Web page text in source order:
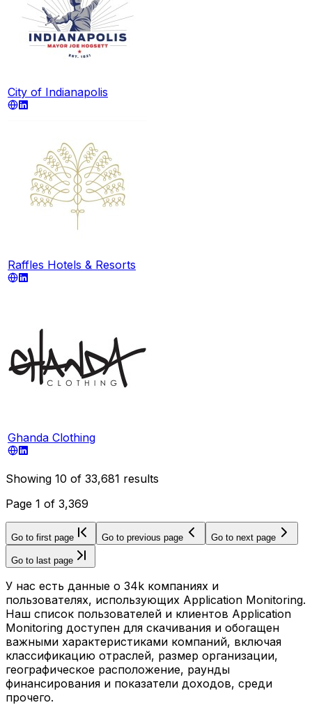
City of Indianapolis
Raffles Hotels & Resorts
Ghanda Clothing
Showing 10 of 33,681 results
Page 1 of 3,369
Go to first page Go to previous page Go to next page
Go to last page
У нас есть данные о 34k компаниях и
пользователях, использующих Application Monitoring.
Наш список пользователей и клиентов Application
Monitoring доступен для скачивания и обогащен
важными характеристиками компаний, включая
классификацию отраслей, размер организации,
географическое расположение, раунды
финансирования и показатели доходов, среди
прочего.